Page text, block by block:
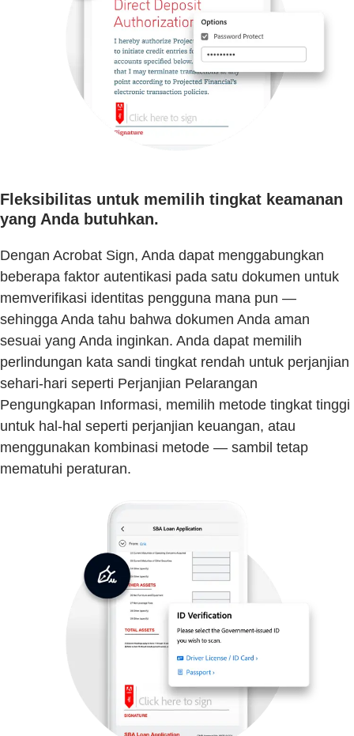
Fleksibilitas untuk memilih tingkat keamanan
yang Anda butuhkan.
Dengan Acrobat Sign, Anda dapat menggabungkan
beberapa faktor autentikasi pada satu dokumen untuk
memverifikasi identitas pengguna mana pun —
sehingga Anda tahu bahwa dokumen Anda aman
sesuai yang Anda inginkan. Anda dapat memilih
perlindungan kata sandi tingkat rendah untuk perjanjian
sehari-hari seperti Perjanjian Pelarangan
Pengungkapan Informasi, memilih metode tingkat tinggi
untuk hal-hal seperti perjanjian keuangan, atau
menggunakan kombinasi metode — sambil tetap
mematuhi peraturan.